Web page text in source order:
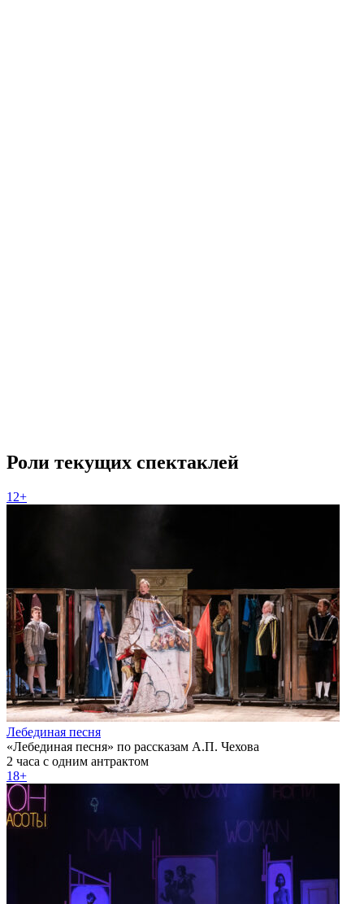
Роли текущих спектаклей
12+
Лебединая песня
«Лебединая песня» по рассказам А.П. Чехова
2 часа с одним антрактом
18+